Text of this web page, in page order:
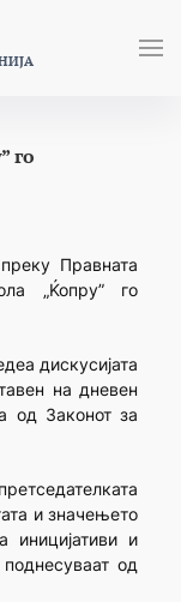
го
Правната
„Ќопру” го
дискусијата
на дневен
од Законот за
и значењето
и
од